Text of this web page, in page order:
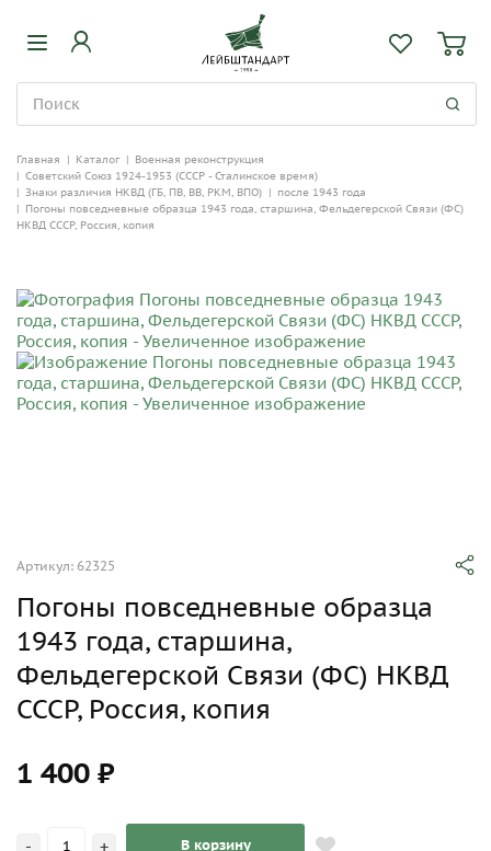
Главная | Каталог | Военная реконструкция
| Советский Союз 1924-1953 (СССР - Сталинское время)
| Знаки различия НКВД (ГБ, ПВ, ВВ, РКМ, ВПО) | после 1943 года
| Погоны повседневные образца 1943 года, старшина, Фельдегерской Связи (ФС)
НКВД СССР, Россия, копия
Артикул: 62325
Погоны повседневные образца
1943 года, старшина,
Фельдегерской Связи (ФС) НКВД
СССР, Россия, копия
1 400 ₽
- + В корзину